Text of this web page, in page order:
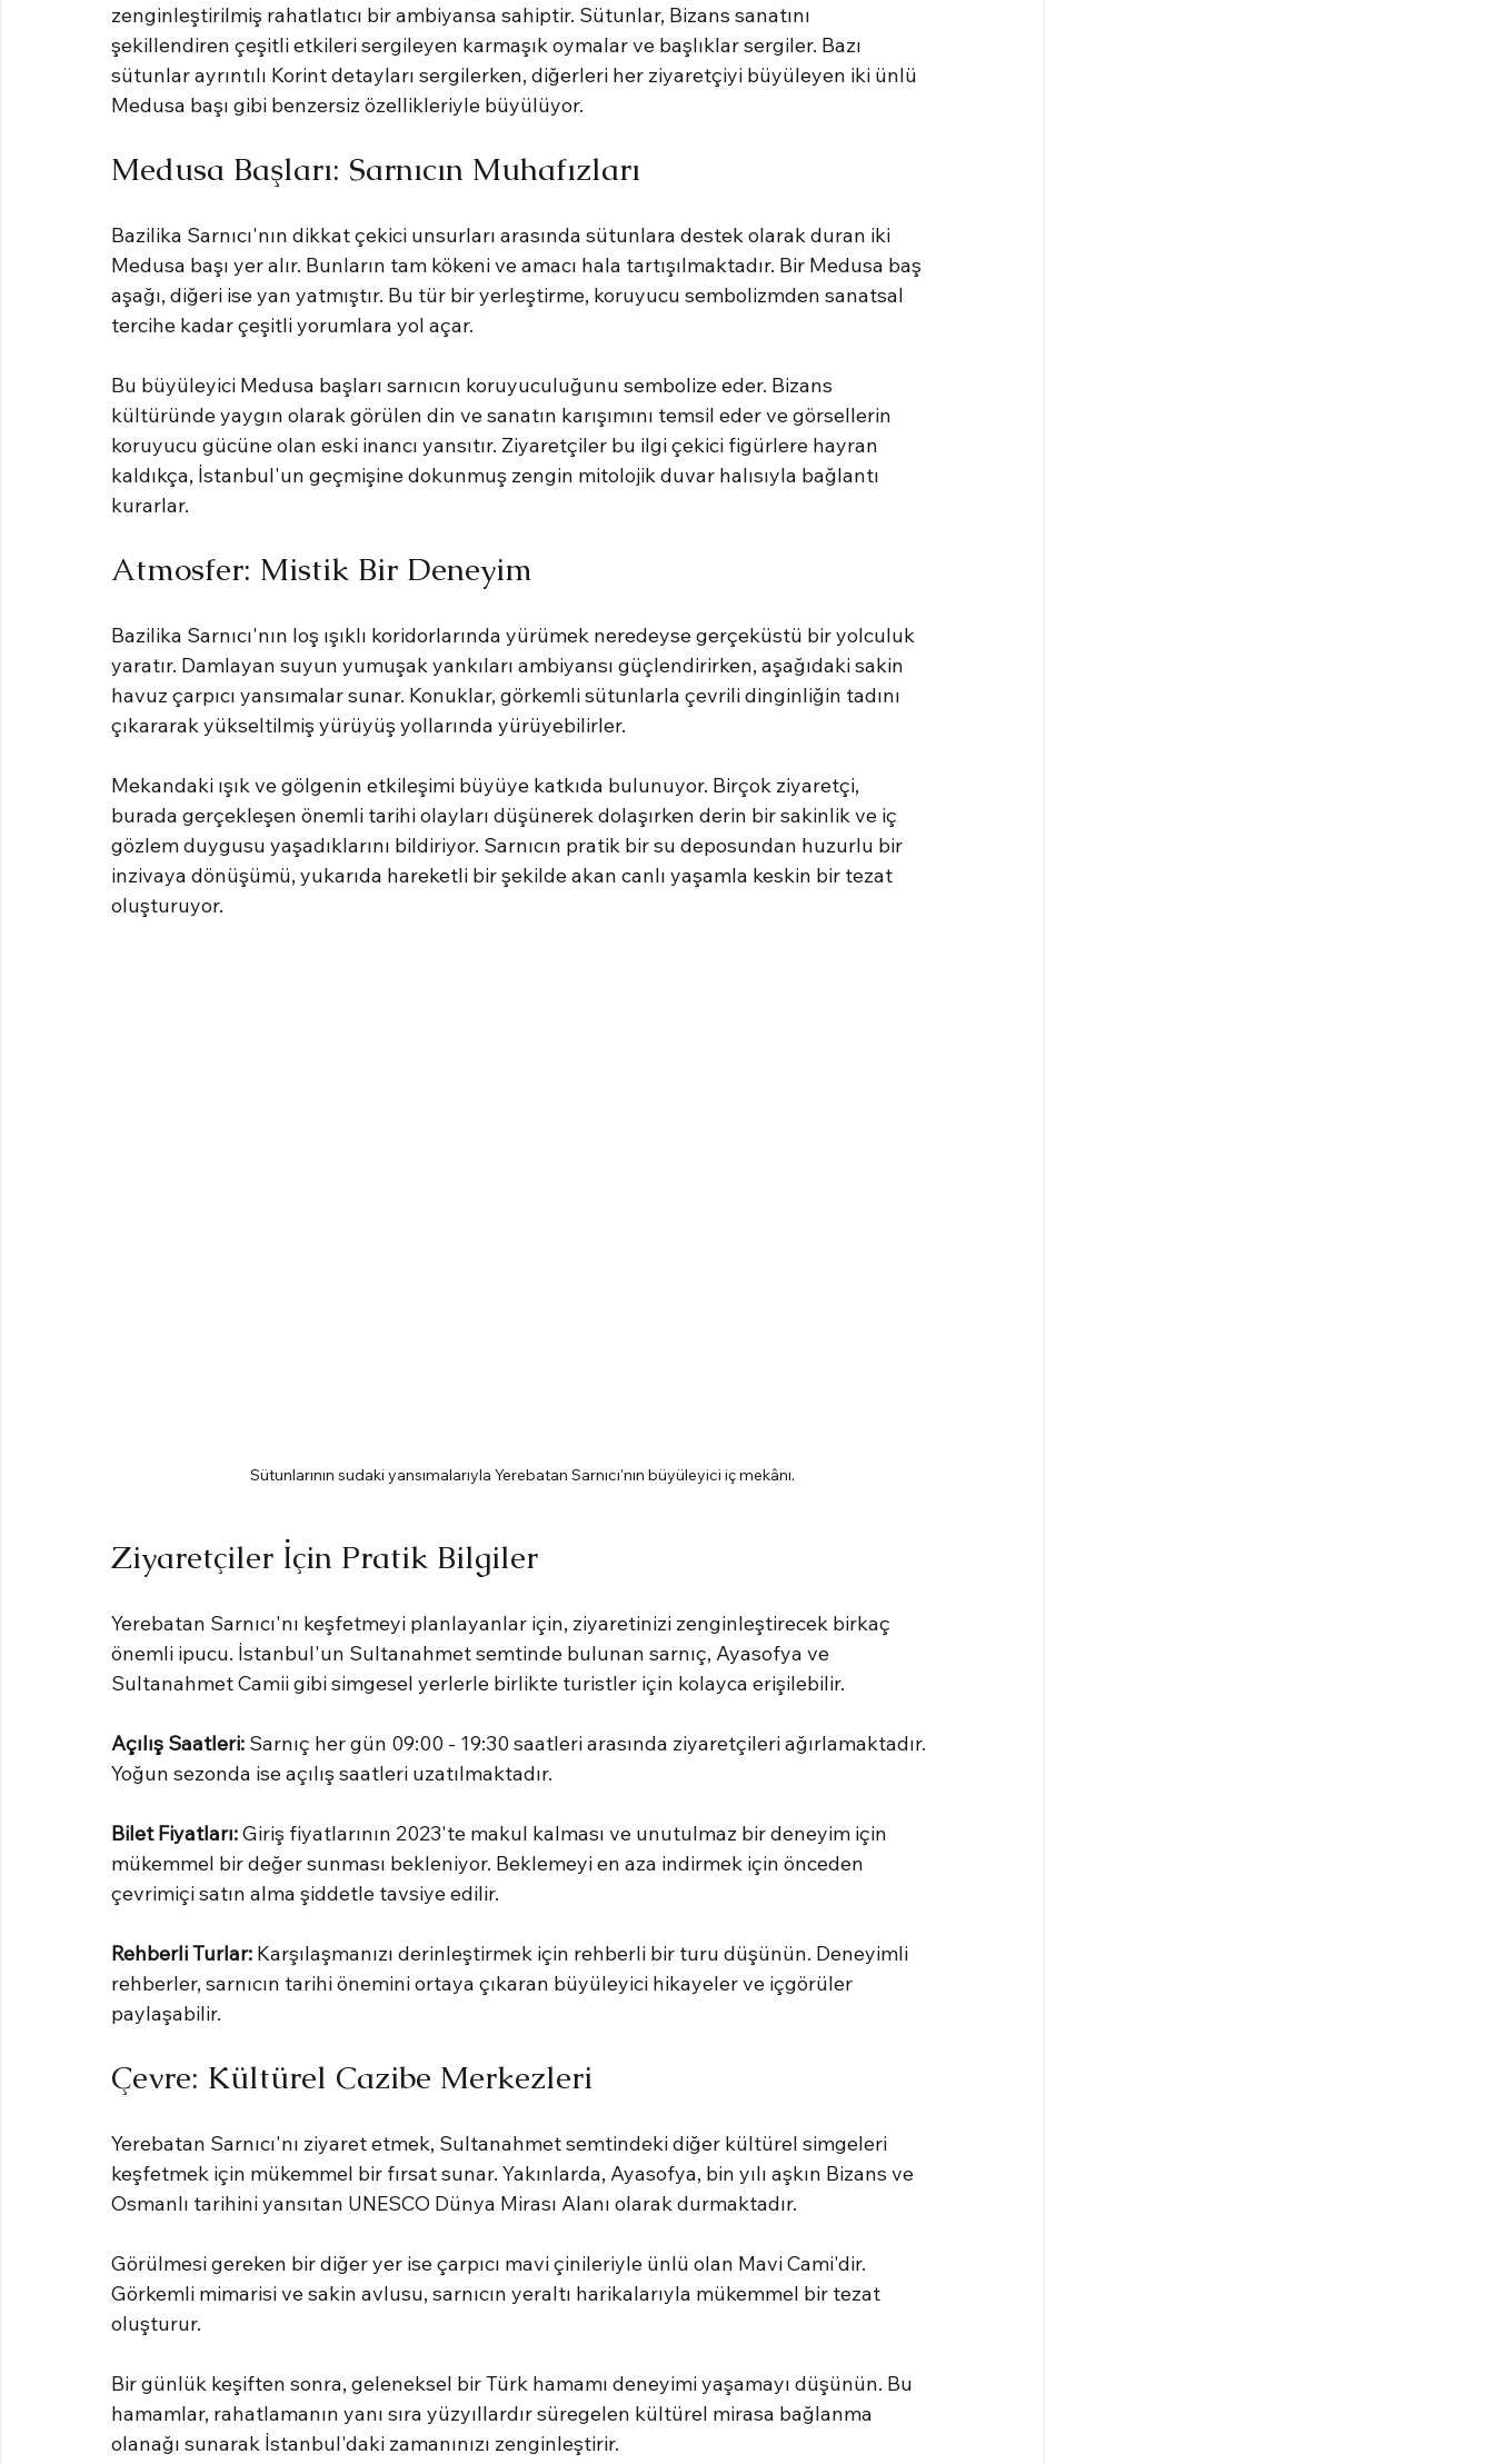
zenginleştirilmiş rahatlatıcı bir ambiyansa sahiptir. Sütunlar, Bizans sanatını
şekillendiren çeşitli etkileri sergileyen karmaşık oymalar ve başlıklar sergiler. Bazı
sütunlar ayrıntılı Korint detayları sergilerken, diğerleri her ziyaretçiyi büyüleyen iki ünlü
Medusa başı gibi benzersiz özellikleriyle büyülüyor.
Medusa Başları: Sarnıcın Muhafızları
Bazilika Sarnıcı'nın dikkat çekici unsurları arasında sütunlara destek olarak duran iki
Medusa başı yer alır. Bunların tam kökeni ve amacı hala tartışılmaktadır. Bir Medusa baş
aşağı, diğeri ise yan yatmıştır. Bu tür bir yerleştirme, koruyucu sembolizmden sanatsal
tercihe kadar çeşitli yorumlara yol açar.
Bu büyüleyici Medusa başları sarnıcın koruyuculuğunu sembolize eder. Bizans
kültüründe yaygın olarak görülen din ve sanatın karışımını temsil eder ve görsellerin
koruyucu gücüne olan eski inancı yansıtır. Ziyaretçiler bu ilgi çekici figürlere hayran
kaldıkça, İstanbul'un geçmişine dokunmuş zengin mitolojik duvar halısıyla bağlantı
kurarlar.
Atmosfer: Mistik Bir Deneyim
Bazilika Sarnıcı'nın loş ışıklı koridorlarında yürümek neredeyse gerçeküstü bir yolculuk
yaratır. Damlayan suyun yumuşak yankıları ambiyansı güçlendirirken, aşağıdaki sakin
havuz çarpıcı yansımalar sunar. Konuklar, görkemli sütunlarla çevrili dinginliğin tadını
çıkararak yükseltilmiş yürüyüş yollarında yürüyebilirler.
Mekandaki ışık ve gölgenin etkileşimi büyüye katkıda bulunuyor. Birçok ziyaretçi,
burada gerçekleşen önemli tarihi olayları düşünerek dolaşırken derin bir sakinlik ve iç
gözlem duygusu yaşadıklarını bildiriyor. Sarnıcın pratik bir su deposundan huzurlu bir
inzivaya dönüşümü, yukarıda hareketli bir şekilde akan canlı yaşamla keskin bir tezat
oluşturuyor.
Sütunlarının sudaki yansımalarıyla Yerebatan Sarnıcı'nın büyüleyici iç mekânı.
Ziyaretçiler İçin Pratik Bilgiler
Yerebatan Sarnıcı'nı keşfetmeyi planlayanlar için, ziyaretinizi zenginleştirecek birkaç
önemli ipucu. İstanbul'un Sultanahmet semtinde bulunan sarnıç, Ayasofya ve
Sultanahmet Camii gibi simgesel yerlerle birlikte turistler için kolayca erişilebilir.
Açılış Saatleri: Sarnıç her gün 09:00 - 19:30 saatleri arasında ziyaretçileri ağırlamaktadır.
Yoğun sezonda ise açılış saatleri uzatılmaktadır.
Bilet Fiyatları: Giriş fiyatlarının 2023'te makul kalması ve unutulmaz bir deneyim için
mükemmel bir değer sunması bekleniyor. Beklemeyi en aza indirmek için önceden
çevrimiçi satın alma şiddetle tavsiye edilir.
Rehberli Turlar: Karşılaşmanızı derinleştirmek için rehberli bir turu düşünün. Deneyimli
rehberler, sarnıcın tarihi önemini ortaya çıkaran büyüleyici hikayeler ve içgörüler
paylaşabilir.
Çevre: Kültürel Cazibe Merkezleri
Yerebatan Sarnıcı'nı ziyaret etmek, Sultanahmet semtindeki diğer kültürel simgeleri
keşfetmek için mükemmel bir fırsat sunar. Yakınlarda, Ayasofya, bin yılı aşkın Bizans ve
Osmanlı tarihini yansıtan UNESCO Dünya Mirası Alanı olarak durmaktadır.
Görülmesi gereken bir diğer yer ise çarpıcı mavi çinileriyle ünlü olan Mavi Cami'dir.
Görkemli mimarisi ve sakin avlusu, sarnıcın yeraltı harikalarıyla mükemmel bir tezat
oluşturur.
Bir günlük keşiften sonra, geleneksel bir Türk hamamı deneyimi yaşamayı düşünün. Bu
hamamlar, rahatlamanın yanı sıra yüzyıllardır süregelen kültürel mirasa bağlanma
olanağı sunarak İstanbul'daki zamanınızı zenginleştirir.